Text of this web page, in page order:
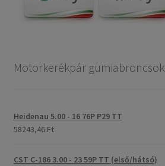
Motorkerékpár gumiabroncsok
Heidenau 5.00 - 16 76P P29 TT
58243,46 Ft
CST C-186 3.00 - 23 59P TT (első/hátsó)